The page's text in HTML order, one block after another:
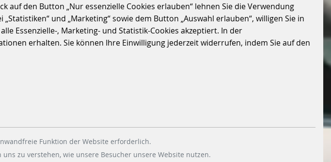
den Button „Nur essenzielle Cookies erlauben“ lehnen Sie die Verwendung
und „Marketing“ sowie dem Button „Auswahl erlauben“, willigen Sie in
Essenzielle-, Marketing- und Statistik-Cookies akzeptiert. In der
erhalten. Sie können Ihre Einwilligung jederzeit widerrufen, indem Sie auf den
Funktion der Website erforderlich.
zu verstehen, wie unsere Besucher unsere Website nutzen.